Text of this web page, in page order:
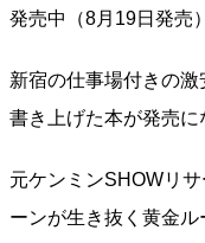
発売中（8月19日発売）
新宿の仕事場付きの
書き上げた本が発売に
元ケンミンSHOWリ
ーンが生き抜く黄金